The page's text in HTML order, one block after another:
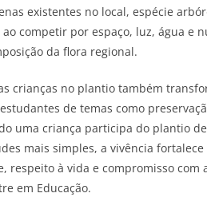
existentes no local, espécie
competir por espaço, luz, água e
da flora regional.
crianças no plantio também
de temas como
uma criança participa do plantio
mais simples, a vivência
respeito à vida e compromisso
em Educação.